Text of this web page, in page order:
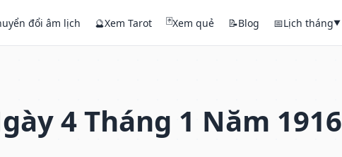
đổi âm lịch 🔮Xem Tarot 🃏Xem quẻ 📝Blog 📅Lịch tháng▼
4 Tháng 1 Năm 1916